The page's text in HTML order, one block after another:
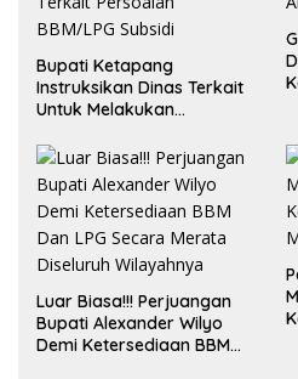
Bupati Ketapang
Instruksikan Dinas Terkait
Untuk Melakukan
Terkait Persoalan
BBM/LPG Subsidi
Luar Biasa!!! Perjuangan
Bupati Alexander Wilyo
Demi Ketersediaan BBM